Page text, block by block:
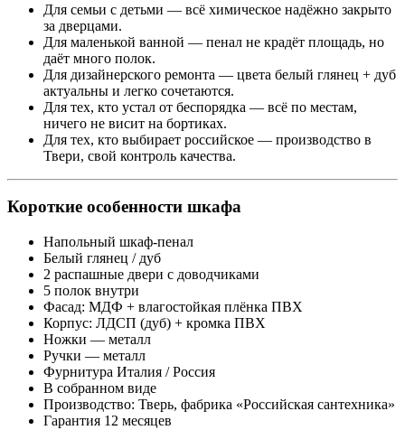
Для семьи с детьми — всё химическое надёжно закрыто
за дверцами.
Для маленькой ванной — пенал не крадёт площадь, но
даёт много полок.
Для дизайнерского ремонта — цвета белый глянец + дуб
актуальны и легко сочетаются.
Для тех, кто устал от беспорядка — всё по местам,
ничего не висит на бортиках.
Для тех, кто выбирает российское — производство в
Твери, свой контроль качества.
Короткие особенности шкафа
Напольный шкаф-пенал
Белый глянец / дуб
2 распашные двери с доводчиками
5 полок внутри
Фасад: МДФ + влагостойкая плёнка ПВХ
Корпус: ЛДСП (дуб) + кромка ПВХ
Ножки — металл
Ручки — металл
Фурнитура Италия / Россия
В собранном виде
Производство: Тверь, фабрика «Российская сантехника»
Гарантия 12 месяцев